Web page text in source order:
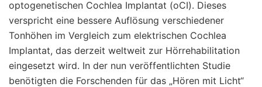
optogenetischen Cochlea Implantat (oCI). Dieses
verspricht eine bessere Auflösung verschiedener
Tonhöhen im Vergleich zum elektrischen Cochlea
Implantat, das derzeit weltweit zur Hörrehabilitation
eingesetzt wird. In der nun veröffentlichten Studie
benötigten die Forschenden für das „Hören mit Licht“